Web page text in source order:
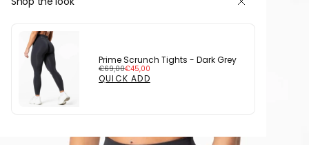
Prime Scrunch Tights - Dark Grey
Regular
price
€69,00
Sale
price
€45,00
QUICK ADD